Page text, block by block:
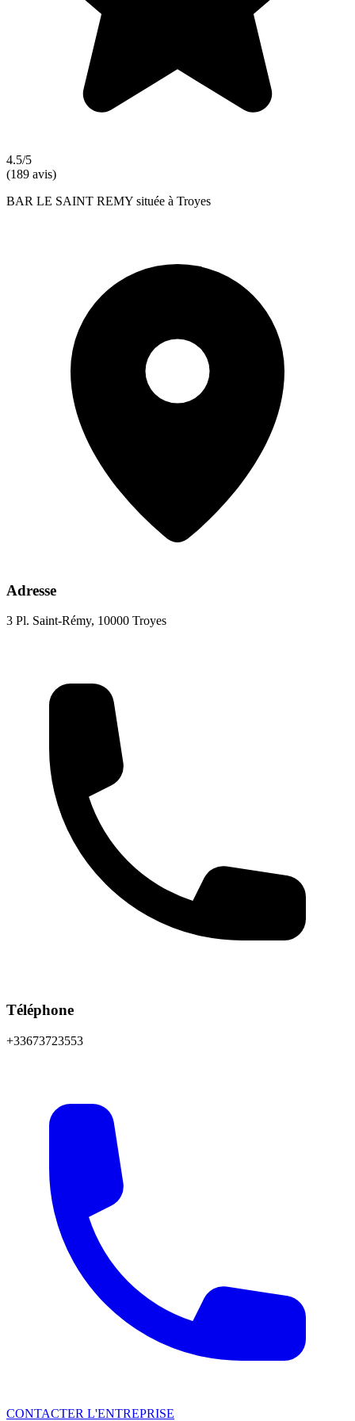
4.5/5
(189 avis)
BAR LE SAINT REMY située à Troyes
Adresse
3 Pl. Saint-Rémy, 10000 Troyes
Téléphone
+33673723553
CONTACTER L'ENTREPRISE